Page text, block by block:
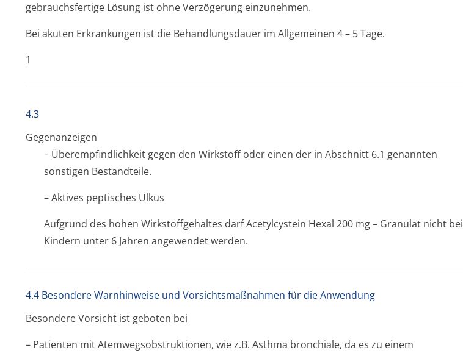
gebrauchsfertige Lösung ist ohne Verzögerung einzunehmen.
Bei akuten Erkrankungen ist die Behandlungsdauer im Allgemeinen 4 – 5 Tage.
1
4.3
Gegenanzeigen
– Überempfindlichkeit gegen den Wirkstoff oder einen der in Abschnitt 6.1 genannten
sonstigen Bestandteile.
– Aktives peptisches Ulkus
Aufgrund des hohen Wirkstoffgehaltes darf Acetylcystein Hexal 200 mg – Granulat nicht bei
Kindern unter 6 Jahren angewendet werden.
4.4 Besondere Warnhinweise und Vorsichtsmaßnahmen für die Anwendung
Besondere Vorsicht ist geboten bei
– Patienten mit Atemwegsobstruk­tionen, wie z.B. Asthma bronchiale, da es zu einem